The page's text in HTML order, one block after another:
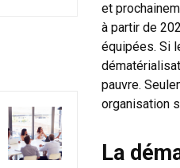
et
à partir de
équipées. Si
pauvre.
organisation
La